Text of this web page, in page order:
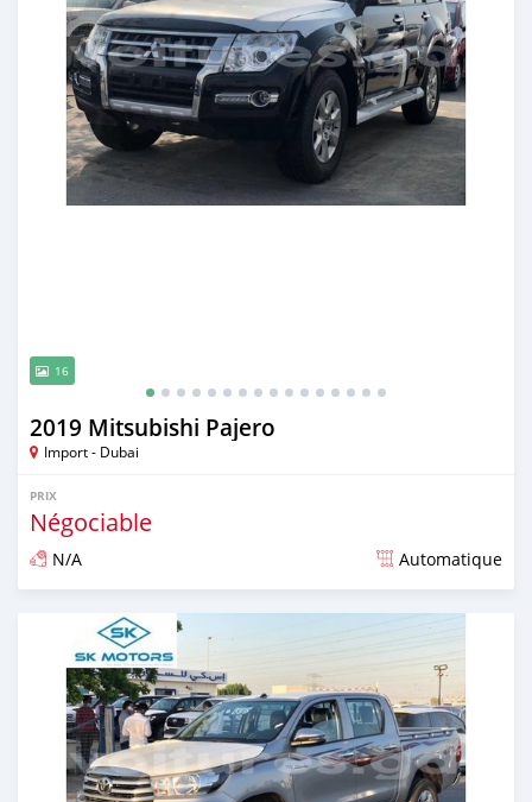
16
2019 Mitsubishi Pajero
Import - Dubai
PRIX
Négociable
N/A Automatique
Publié il y a presque 6 ans